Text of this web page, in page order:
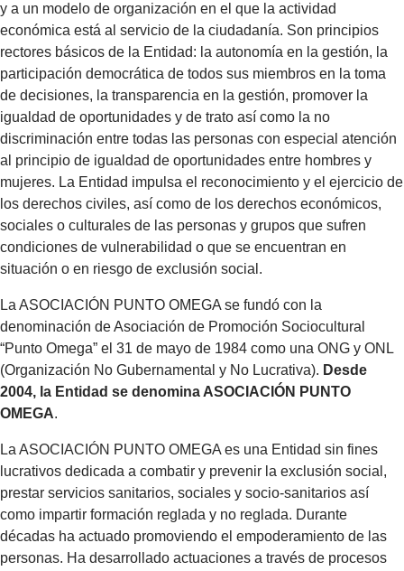
y a un modelo de organización en el que la actividad
económica está al servicio de la ciudadanía. Son principios
rectores básicos de la Entidad: la autonomía en la gestión, la
participación democrática de todos sus miembros en la toma
de decisiones, la transparencia en la gestión, promover la
igualdad de oportunidades y de trato así como la no
discriminación entre todas las personas con especial atención
al principio de igualdad de oportunidades entre hombres y
mujeres. La Entidad impulsa el reconocimiento y el ejercicio de
los derechos civiles, así como de los derechos económicos,
sociales o culturales de las personas y grupos que sufren
condiciones de vulnerabilidad o que se encuentran en
situación o en riesgo de exclusión social.
La ASOCIACIÓN PUNTO OMEGA se fundó con la
denominación de Asociación de Promoción Sociocultural
“Punto Omega” el 31 de mayo de 1984 como una ONG y ONL
(Organización No Gubernamental y No Lucrativa). Desde
2004, la Entidad se denomina ASOCIACIÓN PUNTO
OMEGA.
La ASOCIACIÓN PUNTO OMEGA es una Entidad sin fines
lucrativos dedicada a combatir y prevenir la exclusión social,
prestar servicios sanitarios, sociales y socio-sanitarios así
como impartir formación reglada y no reglada. Durante
décadas ha actuado promoviendo el empoderamiento de las
personas. Ha desarrollado actuaciones a través de procesos